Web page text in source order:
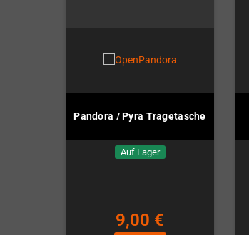
Pandora / Pyra Tragetasche
Auf Lager
9,00 €